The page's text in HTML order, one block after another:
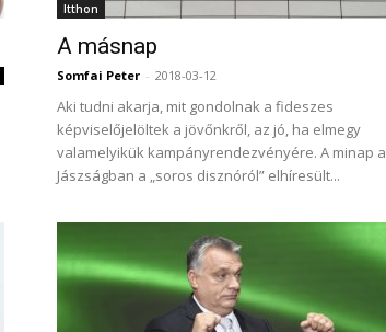
Itthon
A másnap
Somfai Peter - 2018-03-12
Aki tudni akarja, mit gondolnak a fideszes
képviselőjelöltek a jövőnkről, az jó, ha elmegy
valamelyikük kampányrendezvényére. A minap a
Jászságban a „soros disznóról” elhíresült...